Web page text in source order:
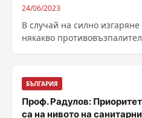
24/06/2023
В случай на силно
някакво
БЪЛГАРИЯ
Проф. Радулов:
са на нивото на